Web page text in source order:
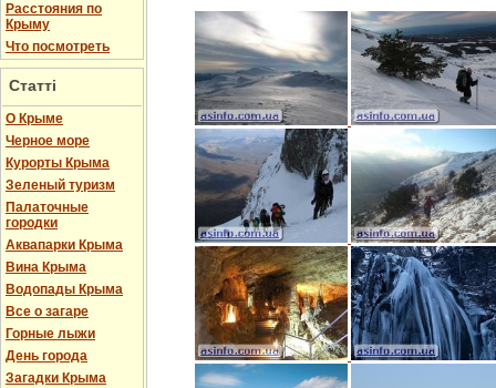
Расстояния по
Крыму
Что посмотреть
Статті
О Крыме
Черное море
Курорты Крыма
Зеленый туризм
Палаточные
городки
Аквапарки Крыма
Вина Крыма
Водопады Крыма
Все о загаре
Горные лыжи
День города
Загадки Крыма